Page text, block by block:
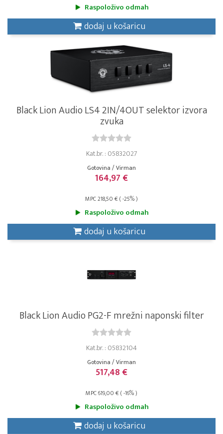
Raspoloživo odmah
dodaj u košaricu
Black Lion Audio LS4 2IN/4OUT selektor izvora
zvuka
Kat.br. : 05832027
Gotovina / Virman
164,97 €
MPC 218,50 € ( -25% )
Raspoloživo odmah
dodaj u košaricu
Black Lion Audio PG2-F mrežni naponski filter
Kat.br. : 05832104
Gotovina / Virman
517,48 €
MPC 619,00 € ( -16% )
Raspoloživo odmah
dodaj u košaricu